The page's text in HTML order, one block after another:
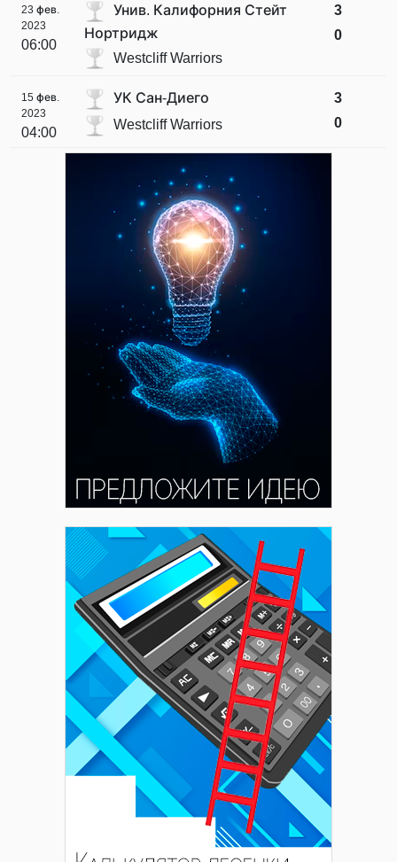
23 фев.
2023
06:00
Унив. Калифорния Стейт
Нортридж
Westcliff Warriors
3
0
15 фев.
2023
04:00
УК Сан-Диего
Westcliff Warriors
3
0